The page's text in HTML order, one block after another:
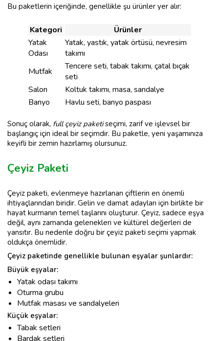
Bu paketlerin içeriğinde, genellikle şu ürünler yer alır:
Kategori
Ürünler
Yatak
Odası
Yatak, yastık, yatak örtüsü, nevresim
takımı
Mutfak
Tencere seti, tabak takımı, çatal bıçak
seti
Salon
Koltuk takımı, masa, sandalye
Banyo
Havlu seti, banyo paspası
Sonuç olarak, full çeyiz paketiseçimi, zarif ve işlevsel bir
başlangıç için ideal bir seçimdir. Bu paketle, yeni yaşamınıza
keyifli bir zemin hazırlamış olursunuz.
Çeyiz Paketi
Çeyiz paketi, evlenmeye hazırlanan çiftlerin en önemli
ihtiyaçlarından biridir. Gelin ve damat adayları için birlikte bir
hayat kurmanın temel taşlarını oluşturur. Çeyiz, sadece eşya
değil, aynı zamanda gelenekleri ve kültürel değerleri de
yansıtır. Bu nedenle doğru bir çeyiz paketi seçimi yapmak
oldukça önemlidir.
Çeyiz paketinde genellikle bulunan eşyalar şunlardır:
Büyük eşyalar:
Yatak odası takımı
Oturma grubu
Mutfak masası ve sandalyeleri
Küçük eşyalar:
Tabak setleri
Bardak setleri